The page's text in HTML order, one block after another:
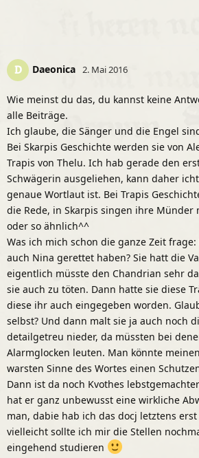
D Daeonica 2. Mai 2016
Wie meinst du das, du kannst keine
alle Beiträge.
Ich glaube, die Sänger und die Engel
Bei Skarpis Geschichte werden sie von
Trapis von Thelu. Ich hab gerade den
Schwägerin ausgeliehen, kann daher
genaue Wortlaut ist. Bei Trapis
die Rede, in Skarpis singen ihre Münder
oder so ähnlich^^
Was ich mich schon die ganze Zeit
auch Nina gerettet haben? Sie hatt die
eigentlich müsste den Chandrian sehr
sie auch zu töten. Dann hatte sie diese
diese ihr auch eingegeben worden.
selbst? Und dann malt sie ja auch noch
detailgetreu nieder, da müssten bei
Alarmglocken leuten. Man könnte
warsten Sinne des Wortes einen
Dann ist da noch Kvothes
hat er ganz unbewusst eine wirkliche
man, dabie hab ich das docj letztens
vielleicht sollte ich mir die Stellen
eingehend studieren